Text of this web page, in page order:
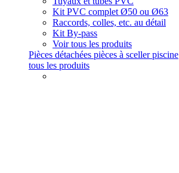
Kit PVC complet Ø50 ou Ø63
Raccords, colles, etc. au détail
Kit By-pass
Voir tous les produits
Pièces détachées pièces à sceller piscine
tous les produits